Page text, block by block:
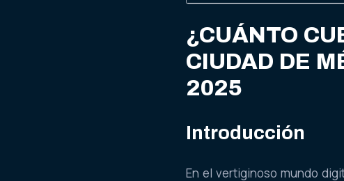
¿CUÁNTO
CIUDAD DE
2025
Introducción
En el vertiginoso mundo